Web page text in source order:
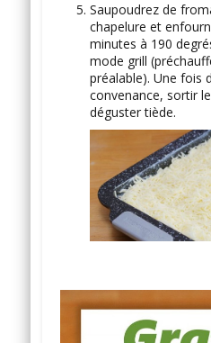
Saupoudrez de
chapelure et
minutes à 190
mode grill
préalable). Une fois
convenance, sortir
déguster tiède.